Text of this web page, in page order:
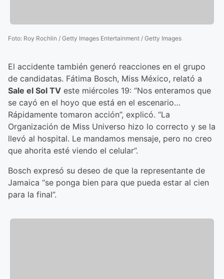
Foto: Roy Rochlin / Getty Images Entertainment / Getty Images
El accidente también generó reacciones en el grupo
de candidatas. Fátima Bosch, Miss México, relató a
Sale el Sol TV este miércoles 19: “Nos enteramos que
se cayó en el hoyo que está en el escenario…
Rápidamente tomaron acción”, explicó. “La
Organización de Miss Universo hizo lo correcto y se la
llevó al hospital. Le mandamos mensaje, pero no creo
que ahorita esté viendo el celular”.
Bosch expresó su deseo de que la representante de
Jamaica “se ponga bien para que pueda estar al cien
para la final”.